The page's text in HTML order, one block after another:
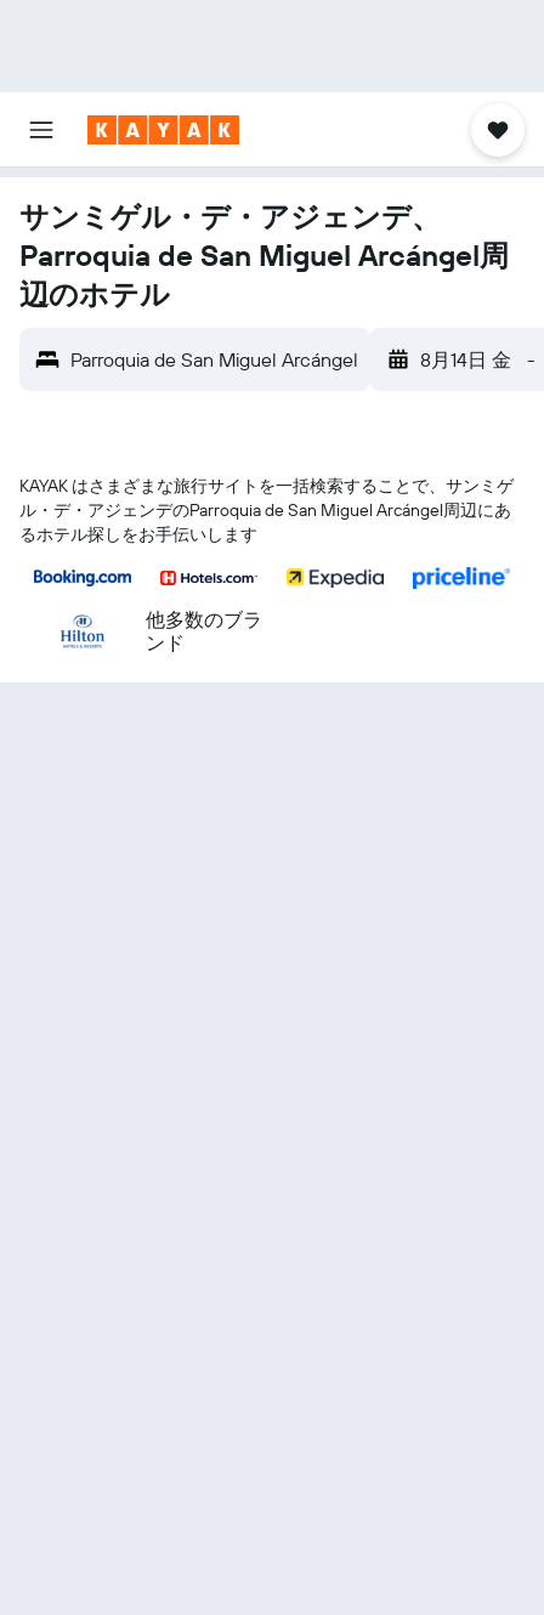
サンミゲル・デ・アジェンデ、
Parroquia de San Miguel Arcángel周
辺のホテル
Parroquia de San Miguel Arcángel 8月14日 金 -
KAYAK はさまざまな旅行サイトを一括検索することで、サンミゲ
ル・デ・アジェンデ​のParroquia de San Miguel Arcángel​周辺にあ
るホテル探しをお手伝いします
他多数のブラ
ンド